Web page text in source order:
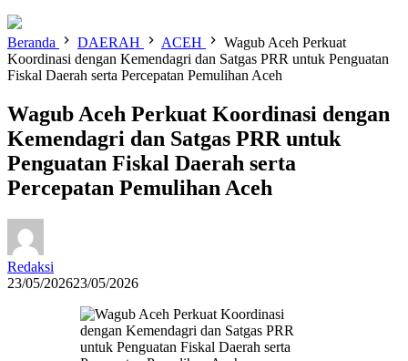
Beranda DAERAH ACEH
Wagub Aceh Perkuat
Koordinasi dengan Kemendagri dan Satgas PRR untuk Penguatan
Fiskal Daerah serta Percepatan Pemulihan Aceh
Wagub Aceh Perkuat Koordinasi dengan
Kemendagri dan Satgas PRR untuk
Penguatan Fiskal Daerah serta
Percepatan Pemulihan Aceh
Redaksi
23/05/202623/05/2026